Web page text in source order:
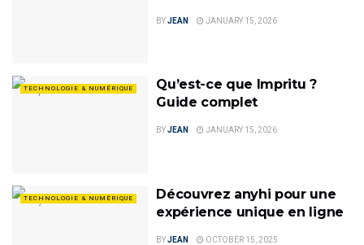
BYJEAN JANUARY 15, 2026
TECHNOLOGIE & NUMÉRIQUE
Qu’est-ce que Impritu ?
Guide complet
BYJEAN JANUARY 15, 2026
TECHNOLOGIE & NUMÉRIQUE
Découvrez anyhi pour une
expérience unique en ligne
BYJEAN OCTOBER 15, 2025